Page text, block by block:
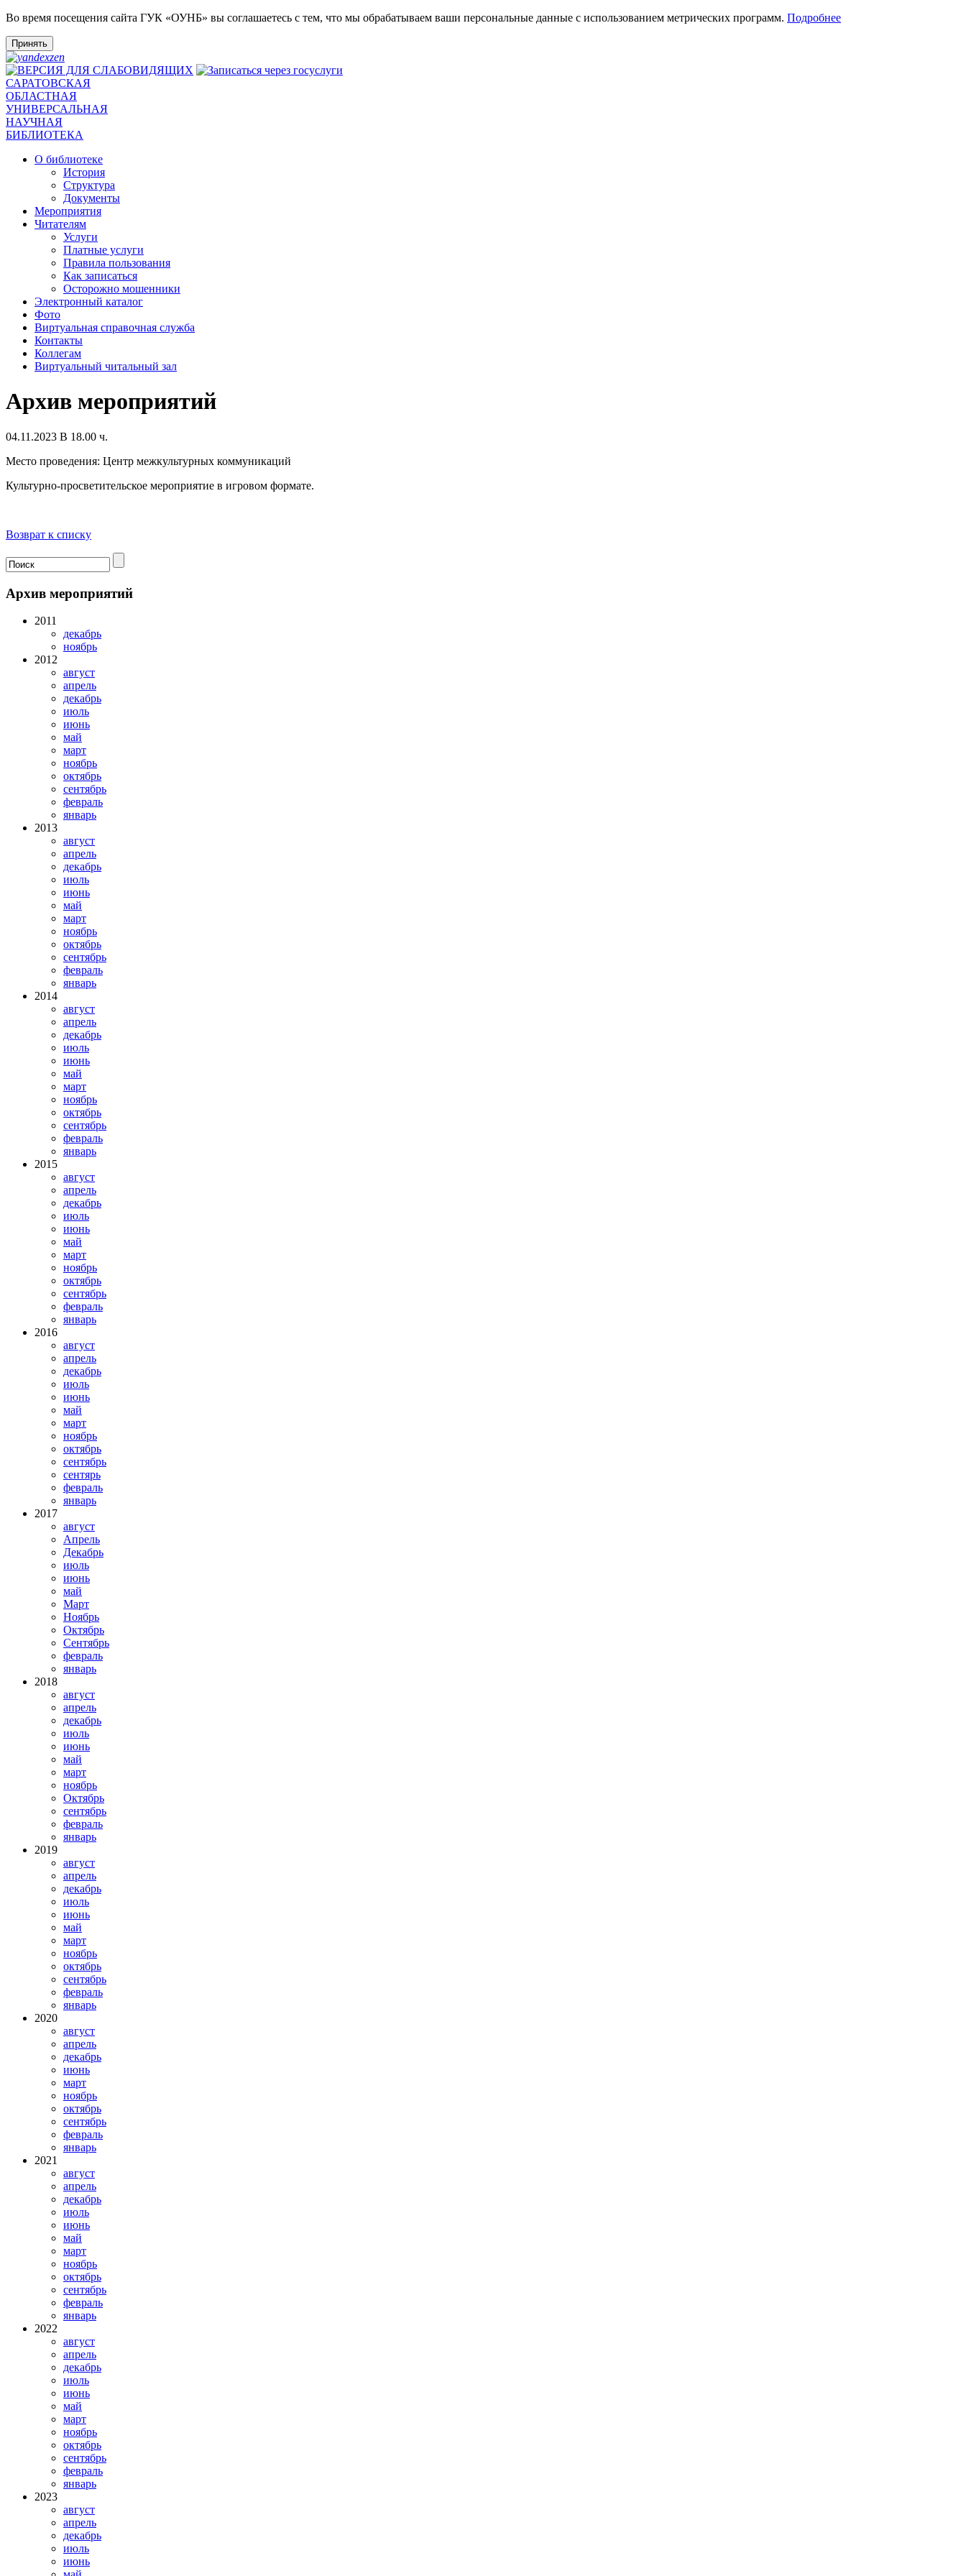
Во время посещения сайта ГУК «ОУНБ» вы соглашаетесь с тем, что мы обрабатываем ваши персональные данные с использованием метрических программ. Подробнее
Принять
САРАТОВСКАЯ
ОБЛАСТНАЯ
УНИВЕРСАЛЬНАЯ
НАУЧНАЯ
БИБЛИОТЕКА
О библиотеке
История
Структура
Документы
Мероприятия
Читателям
Услуги
Платные услуги
Правила пользования
Как записаться
Осторожно мошенники
Электронный каталог
Фото
Виртуальная справочная служба
Контакты
Коллегам
Виртуальный читальный зал
Архив мероприятий
04.11.2023 В 18.00 ч.
Место проведения: Центр межкультурных коммуникаций
Культурно-просветительское мероприятие в игровом формате.
Возврат к списку
Архив мероприятий
2011
декабрь
ноябрь
2012
август
апрель
декабрь
июль
июнь
май
март
ноябрь
октябрь
сентябрь
февраль
январь
2013
август
апрель
декабрь
июль
июнь
май
март
ноябрь
октябрь
сентябрь
февраль
январь
2014
август
апрель
декабрь
июль
июнь
май
март
ноябрь
октябрь
сентябрь
февраль
январь
2015
август
апрель
декабрь
июль
июнь
май
март
ноябрь
октябрь
сентябрь
февраль
январь
2016
август
апрель
декабрь
июль
июнь
май
март
ноябрь
октябрь
сентябрь
сентярь
февраль
январь
2017
август
Апрель
Декабрь
июль
июнь
май
Март
Ноябрь
Октябрь
Сентябрь
февраль
январь
2018
август
апрель
декабрь
июль
июнь
май
март
ноябрь
Октябрь
сентябрь
февраль
январь
2019
август
апрель
декабрь
июль
июнь
май
март
ноябрь
октябрь
сентябрь
февраль
январь
2020
август
апрель
декабрь
июнь
март
ноябрь
октябрь
сентябрь
февраль
январь
2021
август
апрель
декабрь
июль
июнь
май
март
ноябрь
октябрь
сентябрь
февраль
январь
2022
август
апрель
декабрь
июль
июнь
май
март
ноябрь
октябрь
сентябрь
февраль
январь
2023
август
апрель
декабрь
июль
июнь